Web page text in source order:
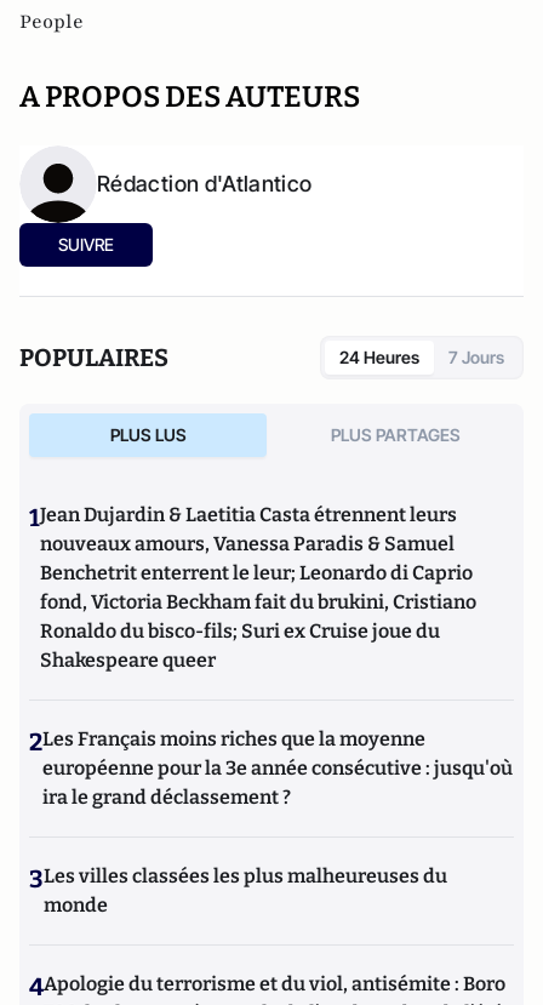
People
A PROPOS DES AUTEURS
Rédaction d'Atlantico
SUIVRE
POPULAIRES 24 Heures 7 Jours
PLUS LUS PLUS PARTAGES
1Jean Dujardin & Laetitia Casta étrennent leurs
nouveaux amours, Vanessa Paradis & Samuel
Benchetrit enterrent le leur; Leonardo di Caprio
fond, Victoria Beckham fait du brukini, Cristiano
Ronaldo du bisco-fils; Suri ex Cruise joue du
Shakespeare queer
2Les Français moins riches que la moyenne
européenne pour la 3e année consécutive : jusqu'où
ira le grand déclassement ?
3Les villes classées les plus malheureuses du
monde
4Apologie du terrorisme et du viol, antisémite : Boro